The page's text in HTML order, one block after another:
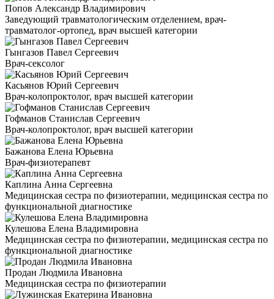
Попов Александр Владимирович
Заведующий травматологическим отделением, врач-
травматолог-ортопед, врач высшей категории
Гынгазов Павел Сергеевич
Врач-сексолог
Касьянов Юрий Сергеевич
Врач-колопроктолог, врач высшей категории
Гофманов Станислав Сергеевич
Врач-колопроктолог, врач высшей категории
Бажанова Елена Юрьевна
Врач-физиотерапевт
Каплина Анна Сергеевна
Медицинская сестра по физиотерапии, медицинская сестра по
функциональной диагностике
Кулешова Елена Владимировна
Медицинская сестра по физиотерапии, медицинская сестра по
функциональной диагностике
Продан Людмила Ивановна
Медицинская сестра по физиотерапии